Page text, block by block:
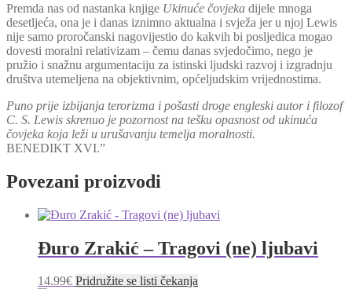
Premda nas od nastanka knjige Ukinuće čovjeka dijele mnoga
desetljeća, ona je i danas iznimno aktualna i svježa jer u njoj Lewis
nije samo proročanski nagovijestio do kakvih bi posljedica mogao
dovesti moralni relativizam – čemu danas svjedočimo, nego je
pružio i snažnu argumentaciju za istinski ljudski razvoj i izgradnju
društva utemeljena na objektivnim, općeljudskim vrijednostima.
Puno prije izbijanja terorizma i pošasti droge engleski autor i filozof
C. S. Lewis skrenuo je pozornost na tešku opasnost od ukinuća
čovjeka koja leži u urušavanju temelja moralnosti.
BENEDIKT XVI.”
Povezani proizvodi
Đuro Zrakić – Tragovi (ne) ljubavi
14.99€ Pridružite se listi čekanja